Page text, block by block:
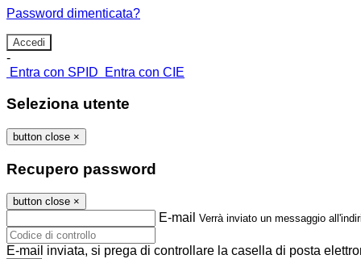
Password dimenticata?
-
Entra con SPID
Entra con CIE
Seleziona utente
button close ×
Recupero password
button close ×
E-mail Verrà inviato un messaggio
E-mail inviata, si prega di controllare la casella di posta